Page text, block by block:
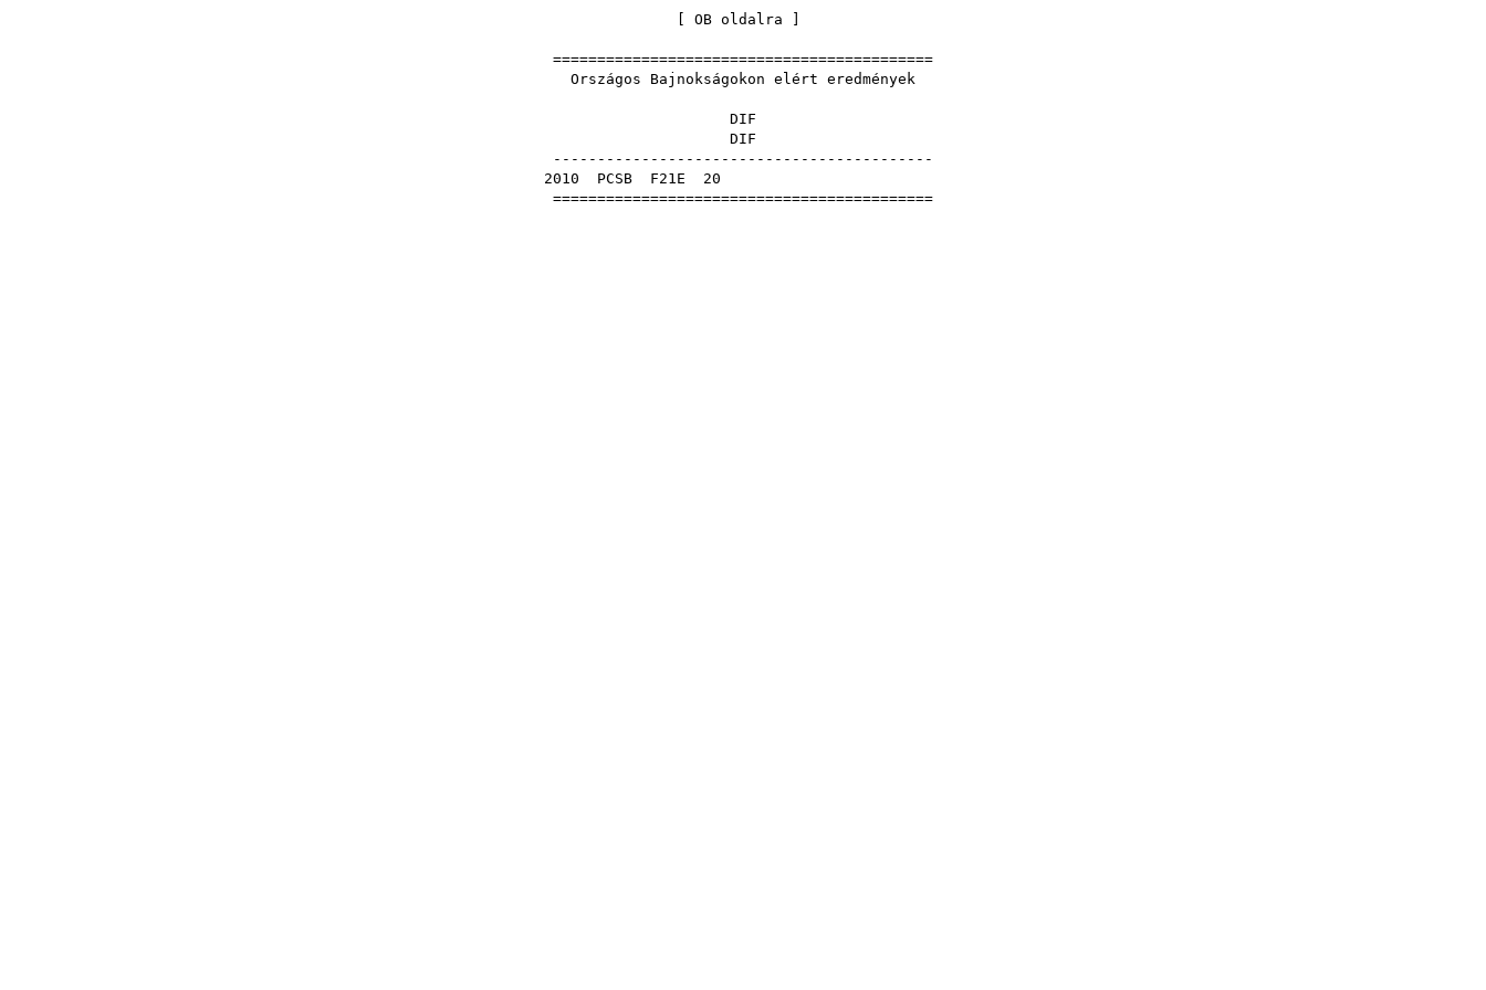
OB oldalra
===========================================
Országos Bajnokságokon elért eredmények
DIF
DIF
-------------------------------------------
2010 PCSB F21E 20
===========================================